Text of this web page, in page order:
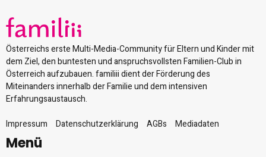
Österreichs erste Multi-Media-Community für Eltern und Kinder mit
dem Ziel, den buntesten und anspruchsvollsten Familien-Club in
Österreich aufzubauen. familiii dient der Förderung des
Miteinanders innerhalb der Familie und dem intensiven
Erfahrungsaustausch.
Impressum
Datenschutzerklärung AGBs Mediadaten
Menü